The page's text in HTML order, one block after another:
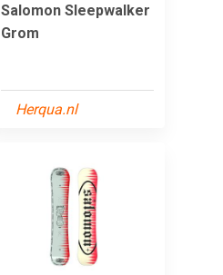
Salomon Sleepwalker
Grom
Herqua.nl